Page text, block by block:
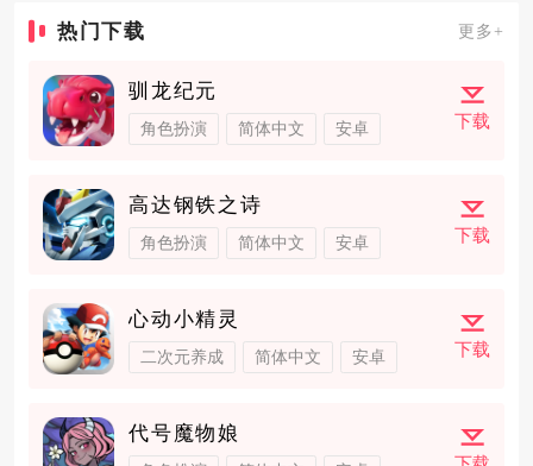
热门下载 更多+
驯龙纪元
角色扮演 简体中文 安卓 下载
高达钢铁之诗
角色扮演 简体中文 安卓 下载
心动小精灵
二次元养成 简体中文 安卓 下载
代号魔物娘